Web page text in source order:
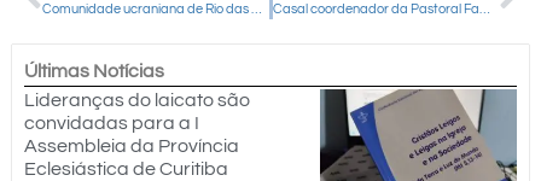
Comunidade ucraniana de Rio das Pedras celebra festa em honra a São Pedro e São Paulo Casal coordenador da Pastoral Familiar da Diocese de Guarapuava participa de Congresso Nacional
Últimas Notícias
Lideranças do laicato são
convidadas para a I
Assembleia da Província
Eclesiástica de Curitiba